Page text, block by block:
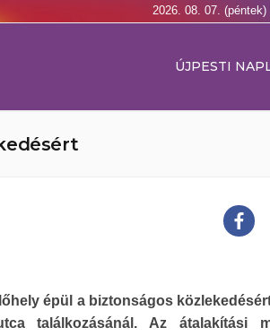
2026. 08. 07. (péntek) |
ÚJPESTI
épül a biztonságos
találkozásánál. Az átalakítási